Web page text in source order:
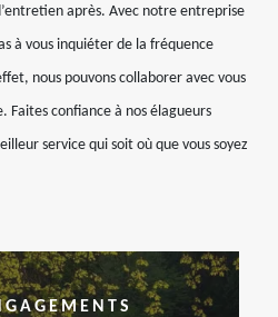
après. Avec notre entreprise
à vous inquiéter de la fréquence
nous pouvons collaborer avec vous
confiance à nos élagueurs
service qui soit où que vous soyez